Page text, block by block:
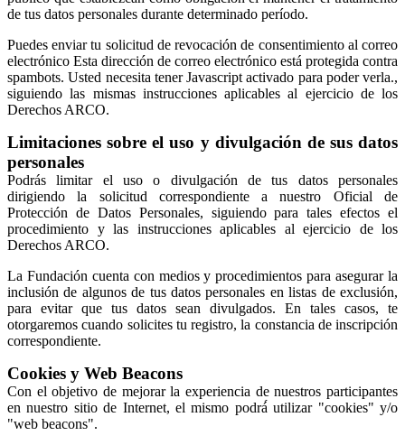
de tus datos personales durante determinado período.
Puedes enviar tu solicitud de revocación de consentimiento al correo
electrónico Esta dirección de correo electrónico está protegida contra
spambots. Usted necesita tener Javascript activado para poder verla.,
siguiendo las mismas instrucciones aplicables al ejercicio de los
Derechos ARCO.
Limitaciones sobre el uso y divulgación de sus datos
personales
Podrás limitar el uso o divulgación de tus datos personales
dirigiendo la solicitud correspondiente a nuestro Oficial de
Protección de Datos Personales, siguiendo para tales efectos el
procedimiento y las instrucciones aplicables al ejercicio de los
Derechos ARCO.
La Fundación cuenta con medios y procedimientos para asegurar la
inclusión de algunos de tus datos personales en listas de exclusión,
para evitar que tus datos sean divulgados. En tales casos, te
otorgaremos cuando solicites tu registro, la constancia de inscripción
correspondiente.
Cookies y Web Beacons
Con el objetivo de mejorar la experiencia de nuestros participantes
en nuestro sitio de Internet, el mismo podrá́ utilizar "cookies" y/o
"web beacons".